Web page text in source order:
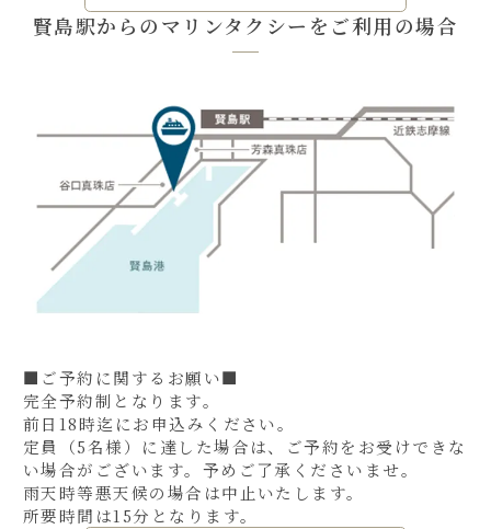
賢島駅からのマリンタクシーをご利用の場合
■ご予約に関するお願い■
完全予約制となります。
前日18時迄にお申込みください。
定員（5名様）に達した場合は、ご予約をお受けできな
い場合がございます。予めご了承くださいませ。
雨天時等悪天候の場合は中止いたします。
所要時間は15分となります。